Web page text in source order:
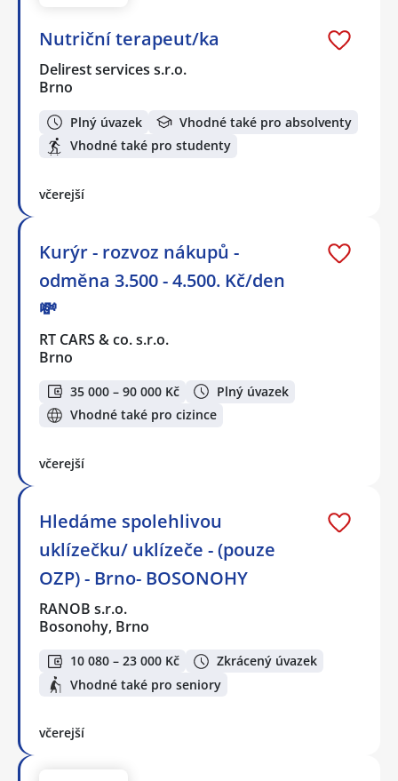
Nutriční terapeut/ka
Delirest services s.r.o.
Brno
Plný úvazek
Vhodné také pro absolventy
Vhodné také pro studenty
včerejší
Kurýr - rozvoz nákupů -
odměna 3.500 - 4.500. Kč/den
💸
RT CARS & co. s.r.o.
Brno
35 000 – 90 000 Kč
Plný úvazek
Vhodné také pro cizince
včerejší
Hledáme spolehlivou
uklízečku/ uklízeče - (pouze
OZP) - Brno- BOSONOHY
RANOB s.r.o.
Bosonohy, Brno
10 080 – 23 000 Kč
Zkrácený úvazek
Vhodné také pro seniory
včerejší